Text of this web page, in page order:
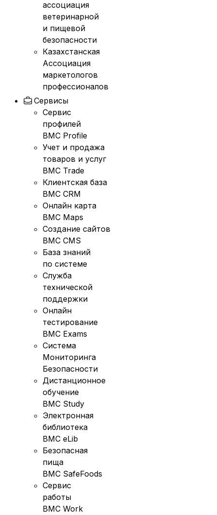
ассоциация
ветеринарной
и пищевой
безопасности
Казахстанская
Ассоциация
маркетологов
профессионалов
Сервисы
Сервис
профилей
BMC Profile
Учет и продажа
товаров и услуг
BMC Trade
Клиентская база
BMC CRM
Онлайн карта
BMC Maps
Создание сайтов
BMC CMS
База знаний
по системе
Служба
технической
поддержки
Онлайн
тестирование
BMC Exams
Система
Мониторинга
Безопасности
Дистанционное
обучение
BMC Study
Электронная
библиотека
BMC eLib
Безопасная
пища
BMC SafeFoods
Сервис
работы
BMC Work